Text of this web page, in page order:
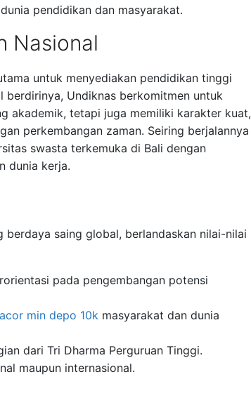
pendidikan dan masyarakat.
Nasional
untuk menyediakan pendidikan tinggi
berdirinya, Undiknas berkomitmen untuk
akademik, tetapi juga memiliki karakter kuat,
perkembangan zaman. Seiring berjalannya
swasta terkemuka di Bali dengan
dunia kerja.
saing global, berlandaskan nilai-nilai
pada pengembangan potensi
min depo 10k masyarakat dan dunia
dari Tri Dharma Perguruan Tinggi.
maupun internasional.